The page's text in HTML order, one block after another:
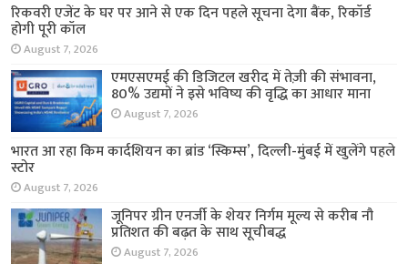
रिकवरी एजेंट के घर पर आने से एक दिन पहले सूचना देगा बैंक, रिकॉर्ड
होगी पूरी कॉल
August 7, 2026
एमएसएमई की डिजिटल खरीद में तेज़ी की संभावना,
80% उद्यमों ने इसे भविष्य की वृद्धि का आधार माना
August 7, 2026
भारत आ रहा किम कार्दशियन का ब्रांड ‘स्किम्स’, दिल्ली-मुंबई में खुलेंगे पहले
स्टोर
August 7, 2026
जूनिपर ग्रीन एनर्जी के शेयर निर्गम मूल्य से करीब नौ
प्रतिशत की बढ़त के साथ सूचीबद्ध
August 7, 2026